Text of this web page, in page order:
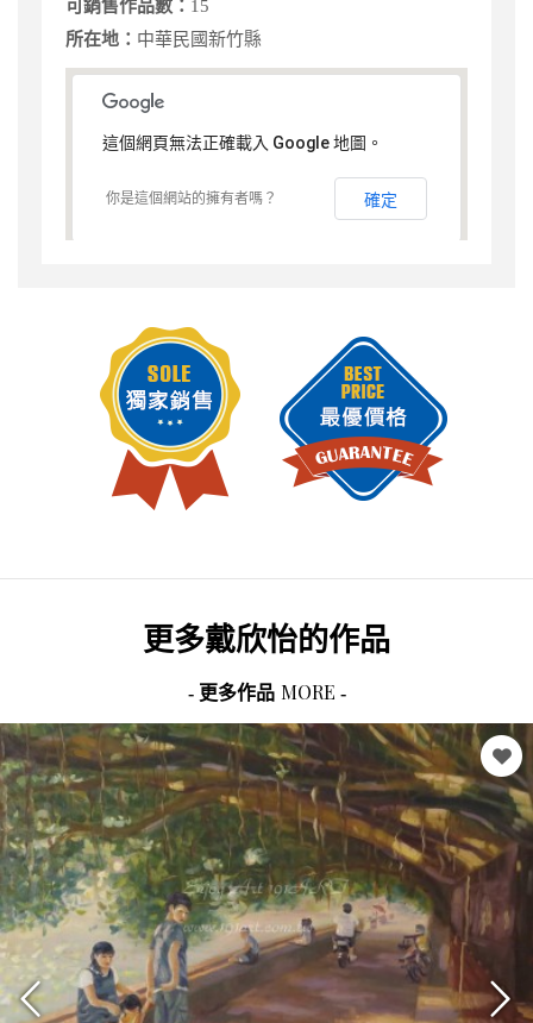
可銷售作品數： 15
所在地： 中華民國新竹縣
這個網頁無法正確載入 Google 地圖。
你是這個網站的擁有者嗎？ 確定
更多戴欣怡的作品
- 更多作品 MORE -